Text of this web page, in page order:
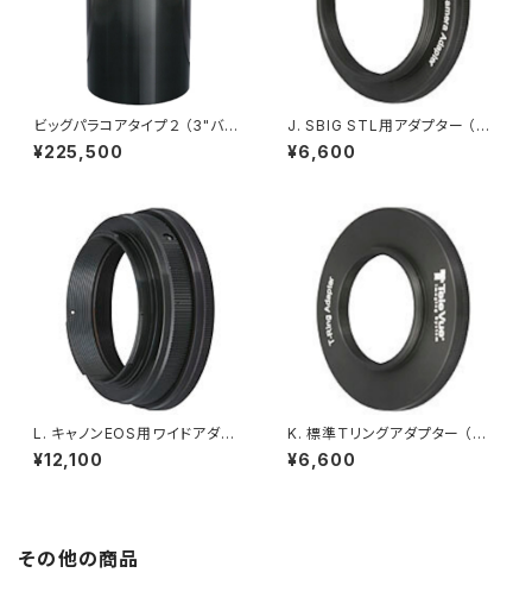
ビッグパラコアタイプ２ （3"バレ
ル仕様、脱着式ストップフランジ
付）
¥225,500
J. SBIG STL用アダプター （光
路長7.6mm）
¥6,600
L. キャノンEOS用ワイドアダプ
ター*マウント付 （光路長10.5m
m）
¥12,100
K. 標準Ｔリングアダプター （光
路長1.5mm）
¥6,600
その他の商品